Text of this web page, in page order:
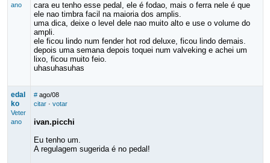
ano
cara eu tenho esse pedal, ele é fodao, mais o ferra nele é que
ele nao timbra facil na maioria dos amplis.
uma dica, deixe o level dele nao muito alto e use o volume do
ampli.
ele ficou lindo num fender hot rod deluxe, ficou lindo demais.
depois uma semana depois toquei num valveking e achei um
lixo, ficou muito feio.
uhasuhasuhas
edal
ko
Veter
ano
# ago/08
citar· votar
ivan.picchi
Eu tenho um.
A regulagem sugerida é no pedal!